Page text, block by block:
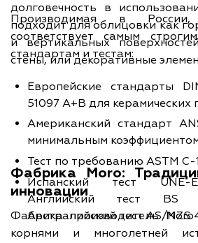
долговечность в
подходит для облицовки как
и вертикальных
стены, или декоративные
Производимая в
соответствует самым
стандартам и тестам:
Европейские стандарты
51097 A+B для керамических
Американский стандарт
минимальным
Тест по требованию ASTM C-
Испанский тест UNE-
Английский тест BS
Австралийский тест AS/NZS
Фабрика Moro:
инновации
Фабрика-производитель
корнями и многолетней